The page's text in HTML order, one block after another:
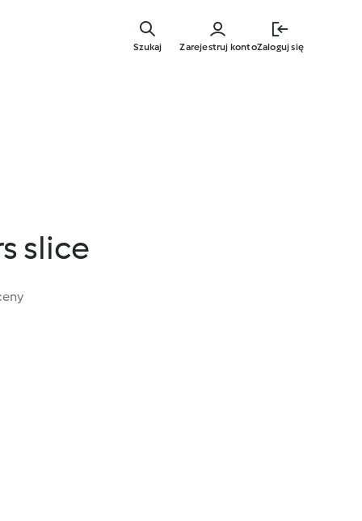
głównej
Zarejestruj kontoZaloguj się
Szukaj
slice